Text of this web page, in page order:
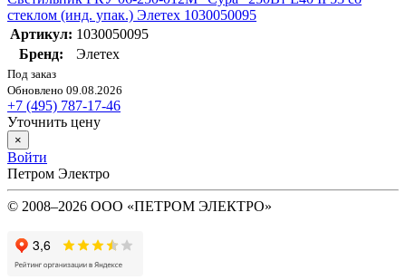
стеклом (инд. упак.) Элетех 1030050095
Артикул: 1030050095
Бренд:
Элетех
Под заказ
Обновлено 09.08.2026
+7 (495) 787-17-46
Уточнить цену
×
Войти
Петром Электро
© 2008–2026 ООО «ПЕТРОМ ЭЛЕКТРО»